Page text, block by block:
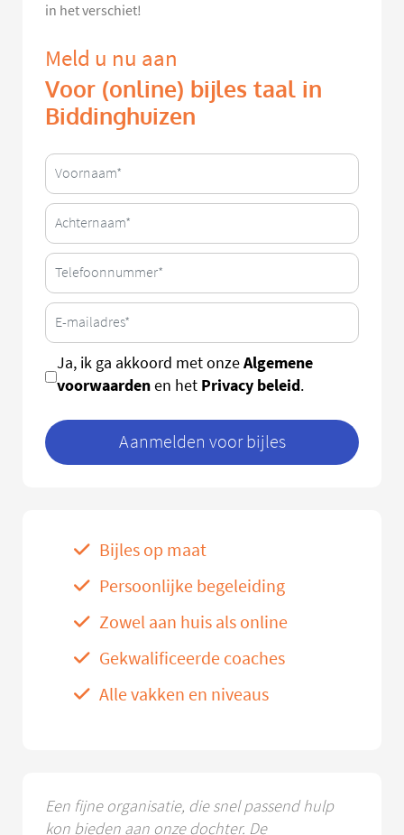
in het verschiet!
Meld u nu aan
Voor (online) bijles taal in
Biddinghuizen
Ja, ik ga akkoord met onzeAlgemene
voorwaardenen het Privacy beleid.
Aanmelden voor bijles
Bijles op maat
Persoonlijke begeleiding
Zowel aan huis als online
Gekwalificeerde coaches
Alle vakken en niveaus
Een fijne organisatie, die snel passend hulp
kon bieden aan onze dochter. De